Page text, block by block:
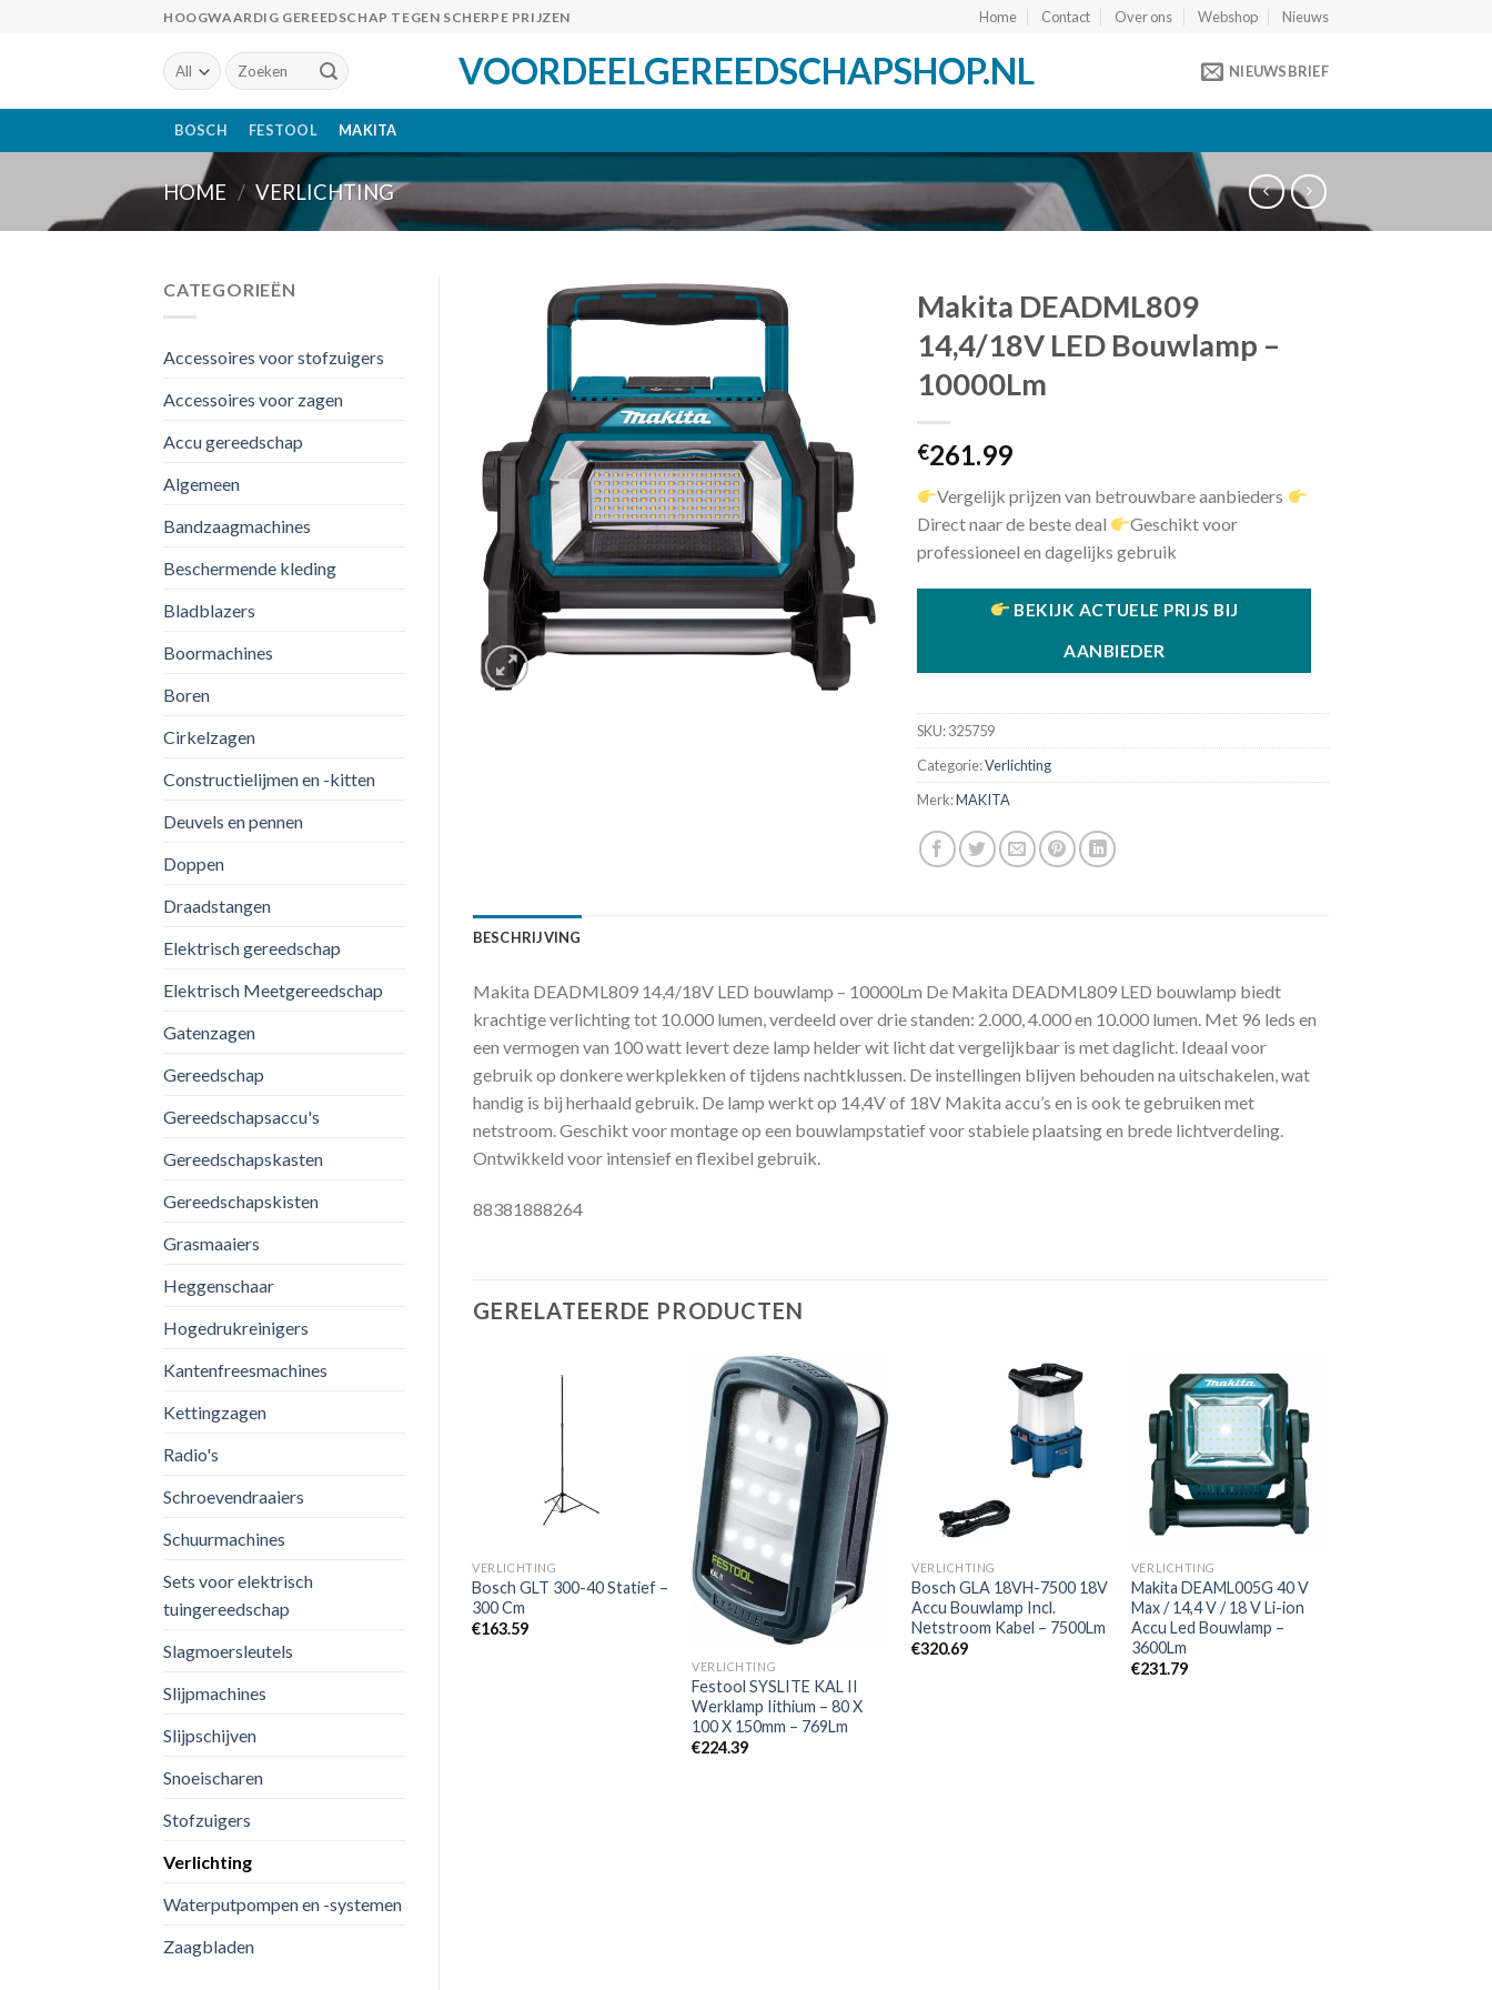
HOOGWAARDIG GEREEDSCHAP TEGEN SCHERPE PRIJZEN Home Contact Over ons Webshop Nieuws
VOORDEELGEREEDSCHAPSHOP.NL
Zoeken
naar:
NIEUWSBRIEF
BOSCH FESTOOL MAKITA
HOME / VERLICHTING
CATEGORIEËN
Accessoires voor stofzuigers
Accessoires voor zagen
Accu gereedschap
Algemeen
Bandzaagmachines
Beschermende kleding
Bladblazers
Boormachines
Boren
Cirkelzagen
Constructielijmen en -kitten
Deuvels en pennen
Doppen
Draadstangen
Elektrisch gereedschap
Elektrisch Meetgereedschap
Gatenzagen
Gereedschap
Gereedschapsaccu's
Gereedschapskasten
Gereedschapskisten
Grasmaaiers
Heggenschaar
Hogedrukreinigers
Kantenfreesmachines
Kettingzagen
Radio's
Schroevendraaiers
Schuurmachines
Sets voor elektrisch
tuingereedschap
Slagmoersleutels
Slijpmachines
Slijpschijven
Snoeischaren
Stofzuigers
Verlichting
Waterputpompen en -systemen
Zaagbladen
Toevoegen
verlanglijst
Makita DEADML809
14,4/18V LED Bouwlamp –
10000Lm
€261.99
Vergelijk prijzen van betrouwbare aanbieders
Direct naar de beste deal
Geschikt voor
professioneel en dagelijks gebruik
BEKIJK ACTUELE PRIJS BIJ
AANBIEDER
SKU:325759
Categorie:Verlichting
Merk:MAKITA
BESCHRIJVING
Makita DEADML809 14,4/18V LED bouwlamp – 10000Lm De Makita DEADML809 LED bouwlamp biedt
krachtige verlichting tot 10.000 lumen, verdeeld over drie standen: 2.000, 4.000 en 10.000 lumen. Met 96 leds en
een vermogen van 100 watt levert deze lamp helder wit licht dat vergelijkbaar is met daglicht. Ideaal voor
gebruik op donkere werkplekken of tijdens nachtklussen. De instellingen blijven behouden na uitschakelen, wat
handig is bij herhaald gebruik. De lamp werkt op 14,4V of 18V Makita accu’s en is ook te gebruiken met
netstroom. Geschikt voor montage op een bouwlampstatief voor stabiele plaatsing en brede lichtverdeling.
Ontwikkeld voor intensief en flexibel gebruik.
88381888264
GERELATEERDE PRODUCTEN
VERLICHTING
Bosch GLT 300-40 Statief –
300 Cm
€163.59
Toevoegen
verlanglijst
VERLICHTING
Festool SYSLITE KAL II
Werklamp Iithium – 80 X
100 X 150mm – 769Lm
€224.39
Toevoegen
aan
verlanglijst
VERLICHTING
Bosch GLA 18VH-7500 18V
Accu Bouwlamp Incl.
Netstroom Kabel – 7500Lm
€320.69
Toevoegen
aan
verlanglijst
VERLICHTING
Makita DEAML005G 40 V
Max / 14,4 V / 18 V Li-ion
Accu Led Bouwlamp –
3600Lm
€231.79
Toevoegen
Makita GM00002378
Statief DEAML009G
Festool DUO-Plus SYSLITE
112W – 8000Lm
€432.39